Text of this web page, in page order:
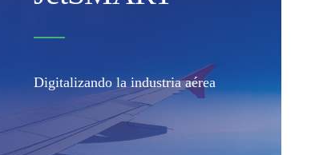
Digitalizando la industria aérea